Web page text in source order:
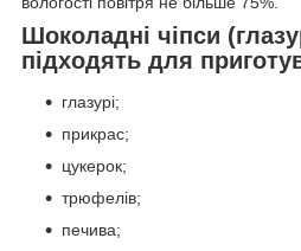
Шоколадні чіпси
підходять для
глазурі;
прикрас;
цукерок;
трюфелів;
печива;